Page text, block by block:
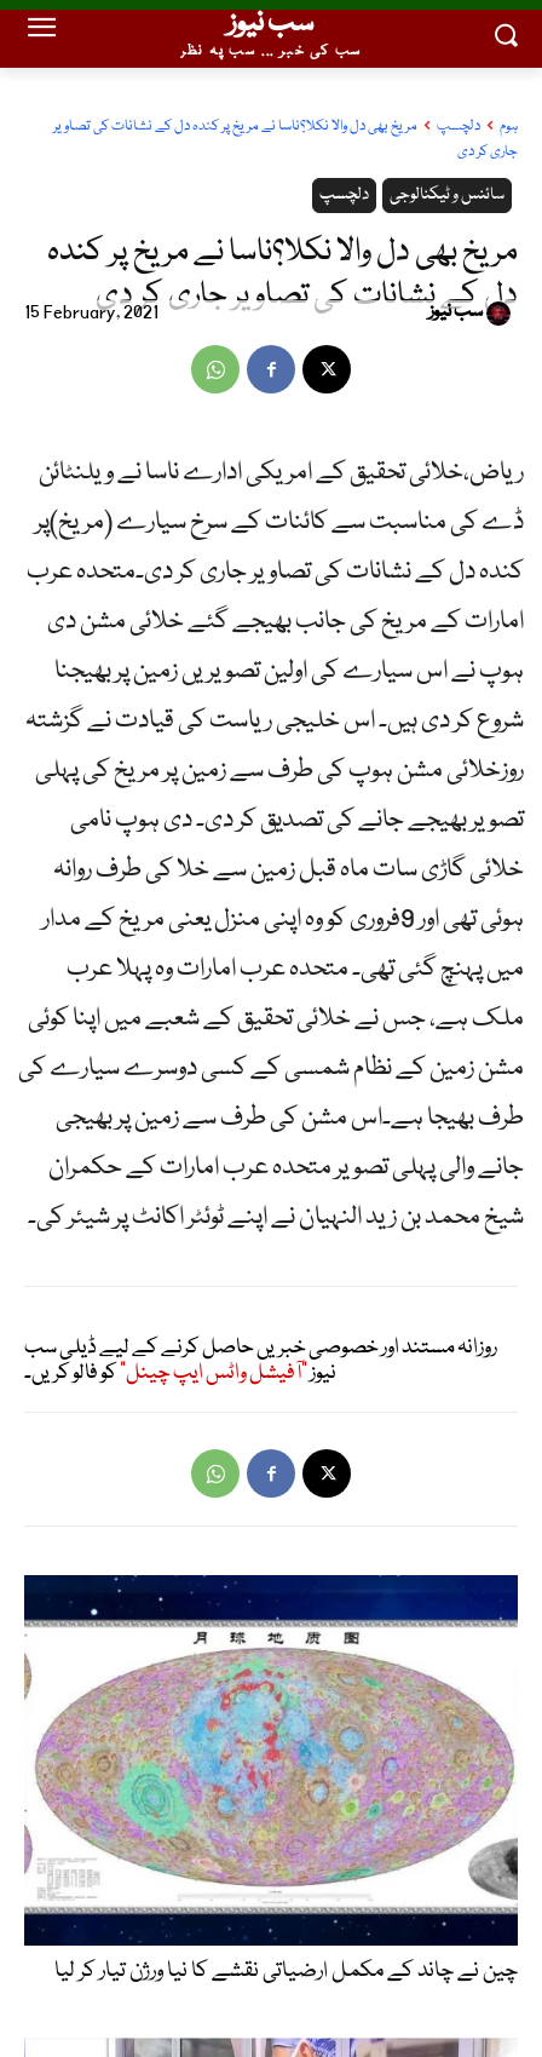
سب نیوز
سب کی خبر ... سب پہ نظر
ہوم دلچسپ
مریخ بھی دل والا نکلا؟ناسا نے مریخ پر کندہ دل کے نشانات کی تصاویر
جاری کر دی
دلچسپ سائنس و ٹیکنالوجی
مریخ بھی دل والا نکلا؟ناسا نے مریخ پر کندہ
دل کے نشانات کی تصاویر جاری کر دی15 February, 2021 سب نیوز
ریاض،خلائی تحقیق کے امریکی ادارے ناسا نے ویلنٹائن
ڈے کی مناسبت سے کائنات کے سرخ سیارے (مریخ)پر
کندہ دل کے نشانات کی تصاویر جاری کر دی۔متحدہ عرب
امارات کے مریخ کی جانب بھیجے گئے خلائی مشن دی
ہوپ نے اس سیارے کی اولین تصویریں زمین پر بھیجنا
شروع کر دی ہیں۔ اس خلیجی ریاست کی قیادت نے گزشتہ
روزخلائی مشن ہوپ کی طرف سے زمین پر مریخ کی پہلی
تصویر بھیجے جانے کی تصدیق کر دی۔ دی ہوپ نامی
خلائی گاڑی سات ماہ قبل زمین سے خلا کی طرف روانہ
ہوئی تھی اور 9فروری کو وہ اپنی منزل یعنی مریخ کے مدار
میں پہنچ گئی تھی۔ متحدہ عرب امارات وہ پہلا عرب
ملک ہے، جس نے خلائی تحقیق کے شعبے میں اپنا کوئی
مشن زمین کے نظام شمسی کے کسی دوسرے سیارے کی
طرف بھیجا ہے۔اس مشن کی طرف سے زمین پر بھیجی
جانے والی پہلی تصویر متحدہ عرب امارات کے حکمران
شیخ محمد بن زید النہیان نے اپنے ٹوئٹر اکانٹ پر شیئر کی۔
روزانہ مستند اور خصوصی خبریں حاصل کرنے کے لیے ڈیلی سب
نیوز"آفیشل واٹس ایپ چینل"کو فالو کریں۔
چین نے چاند کے مکمل ارضیاتی نقشے کا نیا ورژن تیار کر لیا